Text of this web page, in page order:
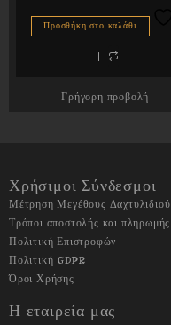
Προσθήκη στο καλάθι
Γρήγορη προβολή
Χρήσιμοι Σύνδεσμοι
Μέτρηση Μεγέθους Δαχτυλιδιού
Τρόποι αποστολής και πληρωμής
Πολιτική Επιστροφών
Πολιτική GDPR
Όροι Χρήσης
Η εταιρεία μας